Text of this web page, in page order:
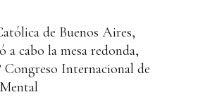
de Buenos Aires,
cabo la mesa redonda,
Congreso Internacional de